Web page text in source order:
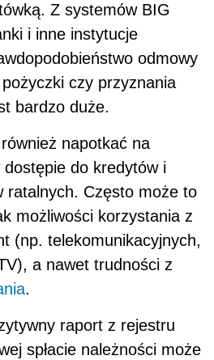
Z systemów BIG
i inne instytucje
odmowy
czy przyznania
bardzo duże.
napotkać na
do kredytów i
ratalnych. Często może to
możliwości korzystania z
(np. telekomunikacyjnych,
a nawet trudności z
.
raport z rejestru
spłacie należności może